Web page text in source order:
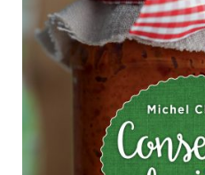
Vie pratique
Finances
Nouveautés
Meilleurs vendeurs